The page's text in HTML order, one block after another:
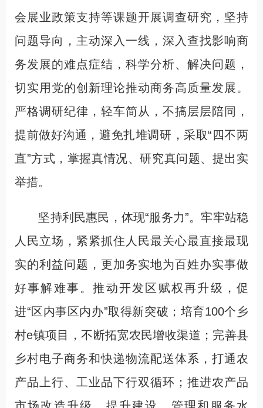
会展业政策支持等课题开展调查研究，坚持
问题导向，主动深入一线，深入查找影响商
务发展的难点症结，科学分析、解决问题，
切实用党的创新理论推动商务高质量发展。
严格调研纪律，轻车简从，不搞层层陪同，
提前做好沟通，避免扎堆调研，采取“四不两
直”方式，掌握真情况、研究真问题、提出实
举措。
坚持利民惠民，体现“服务力”。牢牢站稳
人民立场，紧紧抓住人民最关心最直接最现
实的利益问题，更加务实地为百姓办实事做
好事解难事。推动开发区赋权再升级，促
进“区内事区内办”取得新突破；培育100个乡
村e镇项目，不断拓宽农民增收渠道；完善县
乡村电子商务和快递物流配送体系，打通农
产品上行、工业品下行双循环；推进农产品